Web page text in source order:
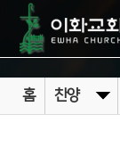
홈 찬양